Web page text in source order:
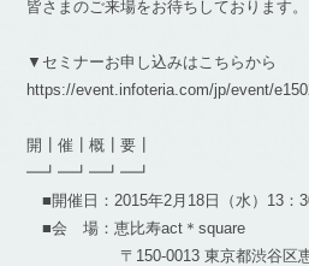
皆さまのご来場をお待ちしております。
▼セミナーお申し込みはこちらから
https://event.infoteria.com/jp/event/
開┃催┃概┃要┃
━┛━┛━┛━┛
■開催日：2015年2月18日（水）13：
■会 場：恵比寿act＊square
〒150-0013 東京都渋谷区恵比